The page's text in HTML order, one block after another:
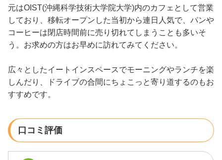
元はOIST(沖縄科学技術大学院大学)内のカフェとして営業
しており、移転オープンした当初から連日人気で、パンや
コーヒーは閉店時間前に売り切れてしまうことも多いそ
う。お求めの方はお早めに訪れてみてください。
広々としたイートインスペースでモーニングやランチを楽
しんだり、ドライブの合間にちょこっと寄り道するのもお
すすめです。
口コミ評価